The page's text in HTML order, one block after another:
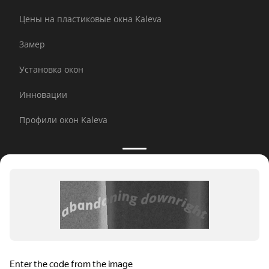
Цены на пластиковые окна Kaleva
Замер
Установка окон
Инновации
Профили окон Kaleva
Принимаем к оплате:
E-mail рассылка